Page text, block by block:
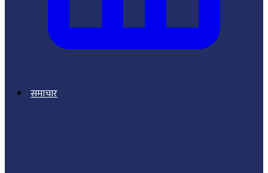
समाचार